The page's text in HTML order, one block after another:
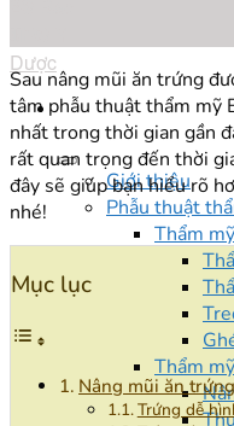
Giới thiệu
Phẫu thuật
Thẩm
Thẩm
Sau nâng mũi ăn trứng
tâm phẫu thuật thẩm mỹ
nhất trong thời gian gần
rất quan trọng đến thời
đây sẽ giúp bạn hiểu rõ
nhé!
Mục lục
Nâng mũi ăn
Trứng dễ